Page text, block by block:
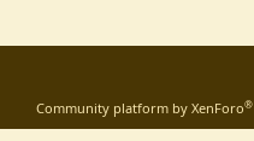
Community platform by XenForo®